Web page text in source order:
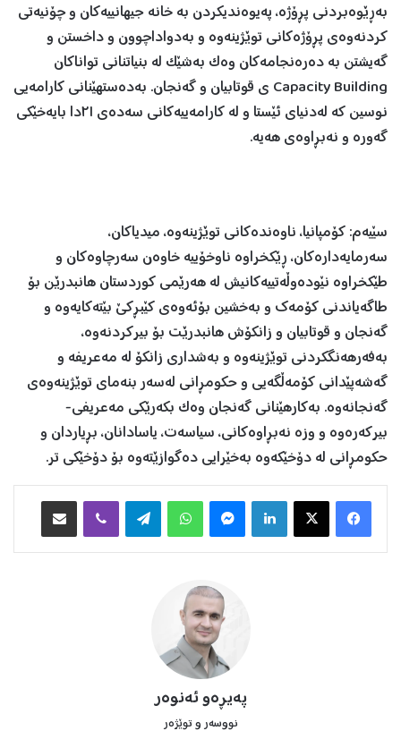
بەڕێوەبردنی پڕۆژە، پەیوەندیکردن بە خانە جیهانییەکان و چۆنیەتی
کردنەوەی پڕۆژەکانی توێژینەوە و بەدواداچوون و داخستن و
گەیشتن بە دەرەنجامەکان وەک بەشێک لە بنیاتنانی تواناکان
Capacity Building ی قوتابیان و گەنجان. بەدەستهێنانی کارامەیی
نوسین کە لەدنیای ئێستا و لە کارامەییەکانی سەدەی ٢١دا بایەخێکی
گەورە و نەبڕاوەی هەیە.
سێیەم: کۆمپانیا، ناوەندەکانی توێژینەوە، میدیاکان،
سەرمایەدارەکان، ڕێکخراوە ناوخۆییە خاوەن سەرچاوەکان و
طێکخراوە نێودەوڵەتییەکانیش لە هەرێمی کوردستان هانبدرێن بۆ
طاگەیاندنی کۆمەك و بەخشین بۆئەوەی کێبڕکێ بێتەکایەوە و
گەنجان و قوتابیان و زانکۆش هانبدرێت بۆ بیرکردنەوە،
بەفەرهەنگکردنی توێژینەوە و بەشداری زانکۆ لە مەعریفە و
گەشەپێدانی کۆمەڵگەیی و حکومڕانی لەسەر بنەمای توێژینەوەی
گەنجانەوە. بەکارهێنانی گەنجان وەک بکەرێکی مەعریفی-
بیرکەرەوە و وزە نەبڕاوەکانی، سیاسەت، یاسادانان، بڕیاردان و
حکومڕانی لە دۆخێکەوە بەخێرایی دەگوازێتەوە بۆ دۆخێکی تر.
X
Telegram
پەیڕەو ئەنوەر
نووسه‌ر و توێژەر